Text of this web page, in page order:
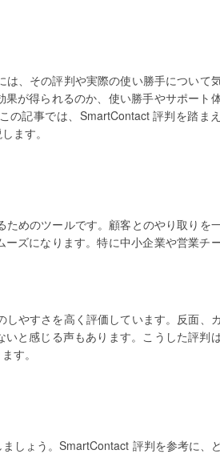
、その評判や実際の使い勝手について
が得られるのか、使い勝手やサポート
の記事では、SmartContact 評判を踏ま
ます。
めのツールです。顧客とのやり取りを
ズになります。特に中小企業や営業チ
やすさを高く評価しています。反面、
と感じる声もあります。こうした評判
す。
しょう。SmartContact 評判を参考に、